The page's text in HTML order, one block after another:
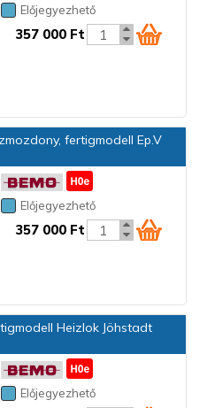
Előjegyezhető
357 000 Ft
fertigmodell Ep.V
Előjegyezhető
357 000 Ft
Heizlok Jöhstadt
Előjegyezhető